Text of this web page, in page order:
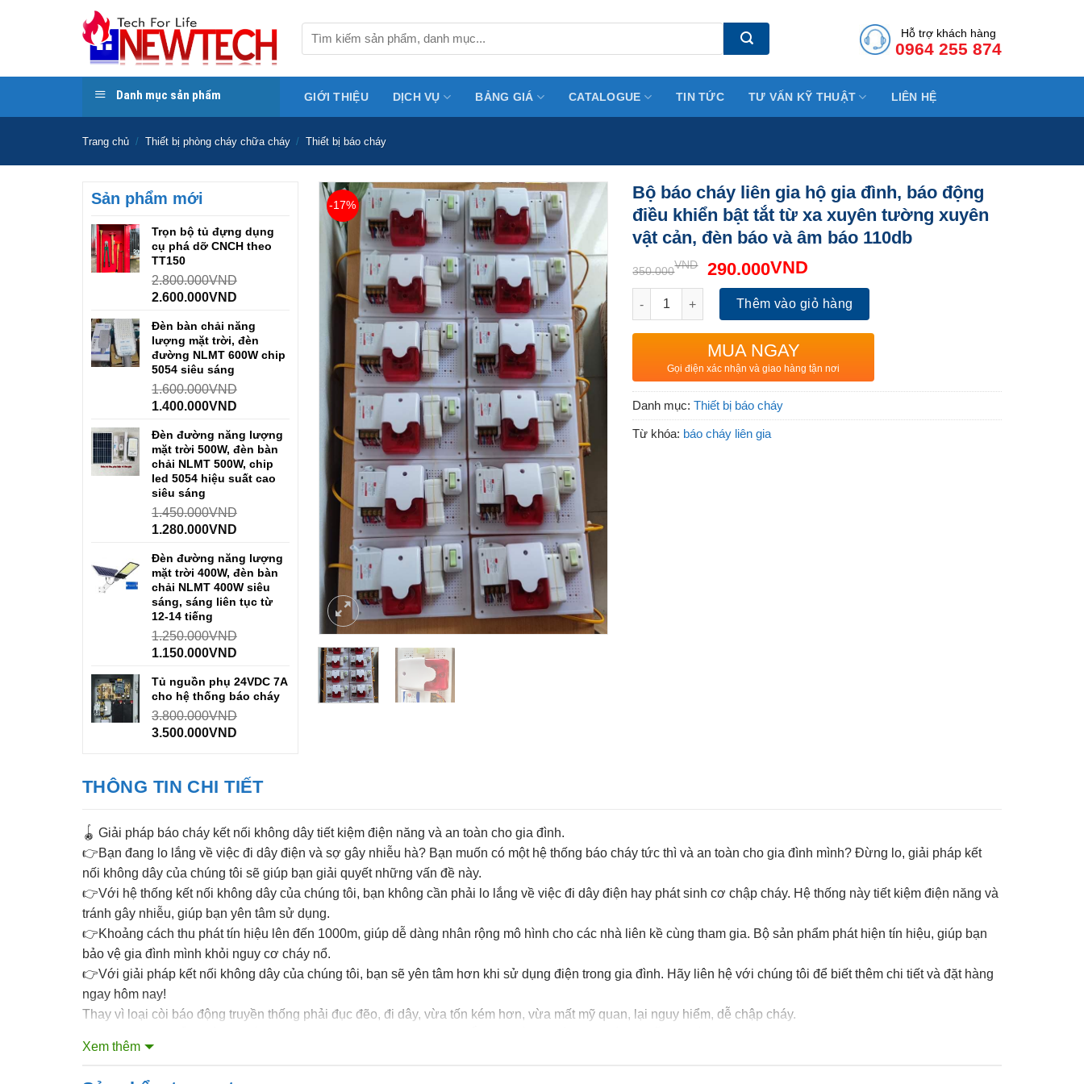
kiếm:
Hỗ trợ khách hàng
0964 255 874
Danh mục sản phẩm GIỚI THIỆU DỊCH VỤ BẢNG GIÁ CATALOGUE TIN TỨC TƯ VẤN KỸ THUẬT LIÊN HỆ
Trang chủ / Thiết bị phòng cháy chữa cháy / Thiết bị báo cháy
-17%
Bộ báo cháy liên gia hộ gia đình, báo động
điều khiển bật tắt từ xa xuyên tường xuyên
vật cản, đèn báo và âm báo 110db
350.000VND 290.000VND
Bộ báo cháy liên gia hộ gia đình, báo động điều khiển bật tắt từ xa xuyên
Thêm vào giỏ hàng
MUA NGAY
Gọi điện xác nhận và giao hàng tận nơi
Danh mục:Thiết bị báo cháy
Từ khóa: báo cháy liên gia
Sản phẩm mới
Trọn bộ tủ đựng dụng
cụ phá dỡ CNCH theo
TT150
2.800.000VND
2.600.000VND
Đèn bàn chải năng
lượng mặt trời, đèn
đường NLMT 600W chip
5054 siêu sáng
1.600.000VND
1.400.000VND
Đèn đường năng lượng
mặt trời 500W, đèn bàn
chải NLMT 500W, chip
led 5054 hiệu suất cao
siêu sáng
1.450.000VND
1.280.000VND
Đèn đường năng lượng
mặt trời 400W, đèn bàn
chải NLMT 400W siêu
sáng, sáng liên tục từ
12-14 tiếng
1.250.000VND
1.150.000VND
Tủ nguồn phụ 24VDC 7A
cho hệ thống báo cháy
3.800.000VND
3.500.000VND
THÔNG TIN CHI TIẾT
🪀 Giải pháp báo cháy kết nối không dây tiết kiệm điện năng và an toàn cho gia đình.
👉Bạn đang lo lắng về việc đi dây điện và sợ gây nhiễu hà? Bạn muốn có một hệ thống báo cháy tức thì và an toàn cho gia đình mình? Đừng lo, giải pháp kết
nối không dây của chúng tôi sẽ giúp bạn giải quyết những vấn đề này.
👉Với hệ thống kết nối không dây của chúng tôi, bạn không cần phải lo lắng về việc đi dây điện hay phát sinh cơ chập cháy. Hệ thống này tiết kiệm điện năng và
tránh gây nhiễu, giúp bạn yên tâm sử dụng.
👉Khoảng cách thu phát tín hiệu lên đến 1000m, giúp dễ dàng nhân rộng mô hình cho các nhà liên kề cùng tham gia. Bộ sản phẩm phát hiện tín hiệu, giúp bạn
bảo vệ gia đình mình khỏi nguy cơ cháy nổ.
👉Với giải pháp kết nối không dây của chúng tôi, bạn sẽ yên tâm hơn khi sử dụng điện trong gia đình. Hãy liên hệ với chúng tôi để biết thêm chi tiết và đặt hàng
ngay hôm nay!
Thay vì loại còi báo động truyền thống phải đục đẽo, đi dây, vừa tốn kém hơn, vừa mất mỹ quan, lại nguy hiểm, dễ chập cháy.
Mô hình tổ an toàn PCCC không thể thiếu các nút ấn chuông báo động, để ngay khi phát hiện có cháy, chủ nhân của các ngôi nhà có thể báo động cho toàn bộ
Xem thêm